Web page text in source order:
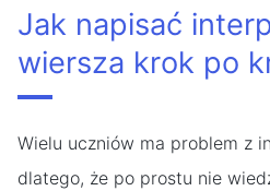
Jak napisać
wiersza krok po
Wielu uczniów ma problem z
dlatego, że po prostu nie